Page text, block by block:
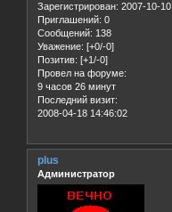
Зарегистрирован: 2007-10-10
Приглашений: 0
Сообщений: 138
Уважение: [+0/-0]
Позитив: [+1/-0]
Провел на форуме:
9 часов 26 минут
Последний визит:
2008-04-18 14:46:02
plus
Администратор